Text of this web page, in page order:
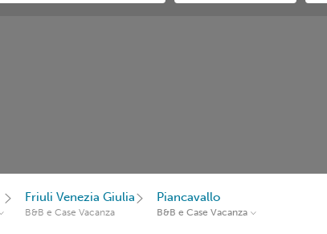
Friuli Venezia Giulia
B&B e Case Vacanza
Piancavallo
B&B e Case Vacanza